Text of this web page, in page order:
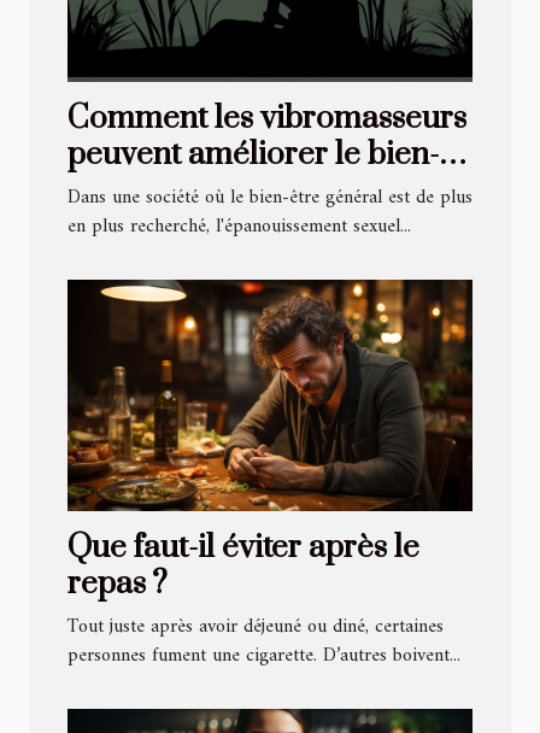
Comment les vibromasseurs
peuvent améliorer le bien-
être sexuel et la santé intime
Dans une société où le bien-être général est de plus
en plus recherché, l'épanouissement sexuel...
Que faut-il éviter après le
repas ?
Tout juste après avoir déjeuné ou diné, certaines
personnes fument une cigarette. D’autres boivent...